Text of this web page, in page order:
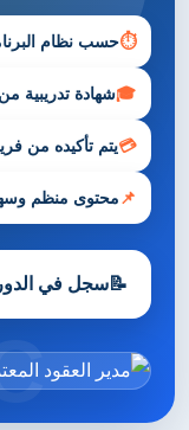
⏱حسب نظام
🎓شهادة تدريبية
💳يتم تأكيده من
📌محتوى منظم
📝سجل في